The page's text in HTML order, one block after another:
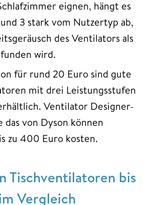
eignen, hängt es
3 stark vom Nutzertyp ab,
des Ventilators als
wird.
für rund 20 Euro sind gute
mit drei Leistungsstufen
Ventilator Designer-
das von Dyson können
zu 400 Euro kosten.
Tischventilatoren bis
Vergleich